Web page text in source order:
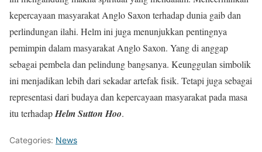
kepercayaan masyarakat Anglo Saxon terhadap dunia gaib dan
perlindungan ilahi. Helm ini juga menunjukkan pentingnya
pemimpin dalam masyarakat Anglo Saxon. Yang di anggap
sebagai pembela dan pelindung bangsanya. Keunggulan simbolik
ini menjadikan lebih dari sekadar artefak fisik. Tetapi juga sebagai
representasi dari budaya dan kepercayaan masyarakat pada masa
itu terhadapHelm Sutton Hoo.
Categories: News